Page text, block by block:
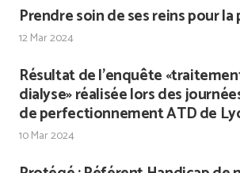
Prendre soin de ses reins pour la
12 Mar 2024
Résultat de l’enquête
dialyse» réalisée lors des
de perfectionnement ATD de
10 Mar 2024